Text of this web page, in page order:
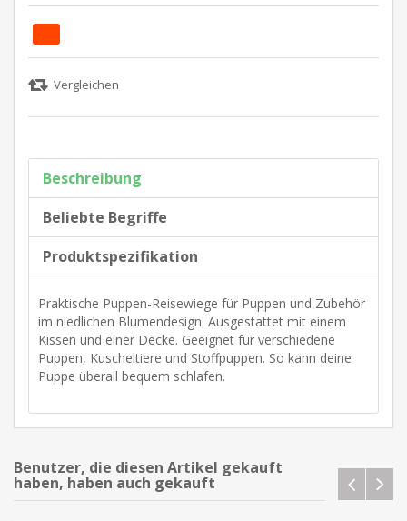
Beschreibung
Beliebte Begriffe
Produktspezifikation
Praktische Puppen-Reisewiege für Puppen und Zubehör
im niedlichen Blumendesign. Ausgestattet mit einem
Kissen und einer Decke. Geeignet für verschiedene
Puppen, Kuscheltiere und Stoffpuppen. So kann deine
Puppe überall bequem schlafen.
Benutzer, die diesen Artikel gekauft
haben, haben auch gekauft